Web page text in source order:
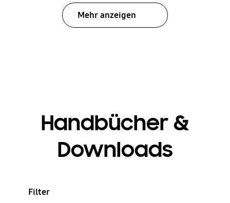
Mehr anzeigen
Handbücher &
Downloads
Filter